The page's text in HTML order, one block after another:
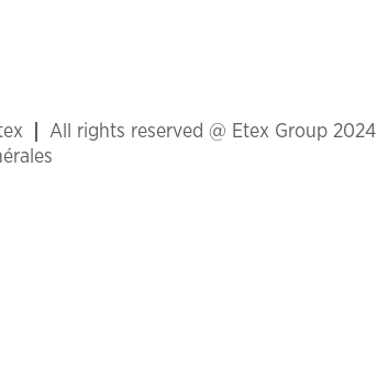
All rights reserved @ Etex Group 2024